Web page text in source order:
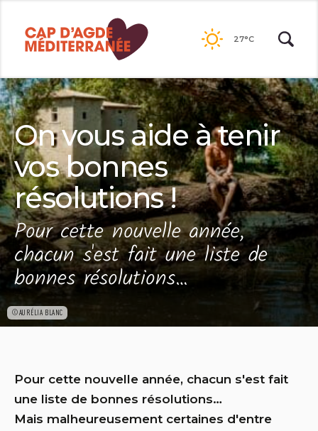
contenu
27°C
©AURÉLIA BLANC
On vous aide à tenir
vos bonnes
résolutions !
Pour cette nouvelle année,
chacun s'est fait une liste de
bonnes résolutions…
Pour cette nouvelle année, chacun s'est fait
une liste de bonnes résolutions…
Mais malheureusement certaines d'entre